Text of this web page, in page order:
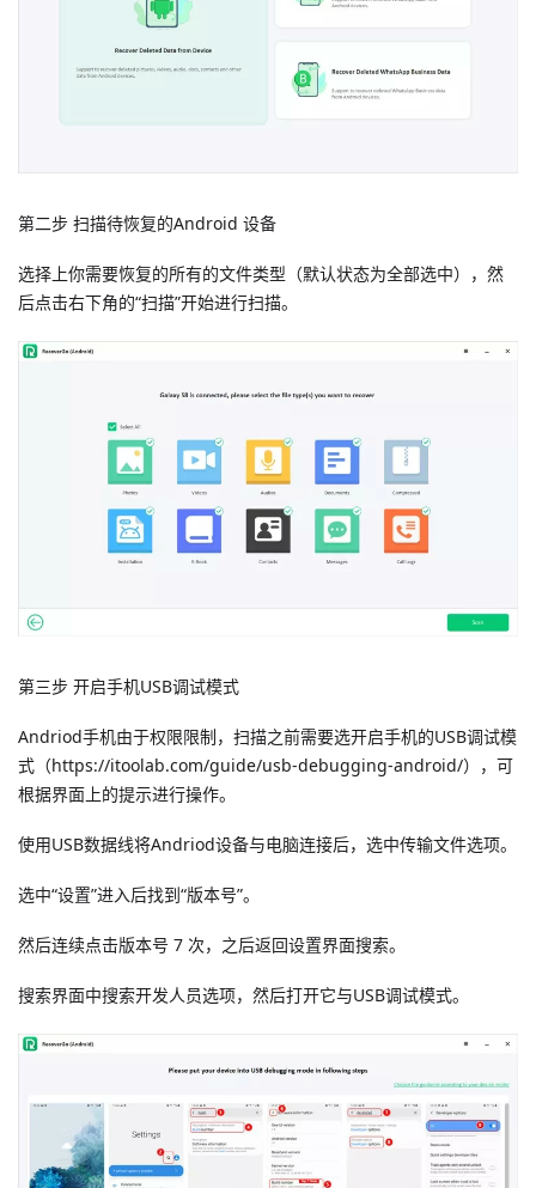
第二步 扫描待恢复的Android 设备
选择上你需要恢复的所有的文件类型（默认状态为全部选中），然
后点击右下角的“扫描”开始进行扫描。
第三步 开启手机USB调试模式
Andriod手机由于权限限制，扫描之前需要选开启手机的USB调试模
式（https://itoolab.com/guide/usb-debugging-android/），可
根据界面上的提示进行操作。
使用USB数据线将Andriod设备与电脑连接后，选中传输文件选项。
选中“设置”进入后找到“版本号”。
然后连续点击版本号 7 次，之后返回设置界面搜索。
搜索界面中搜索开发人员选项，然后打开它与USB调试模式。